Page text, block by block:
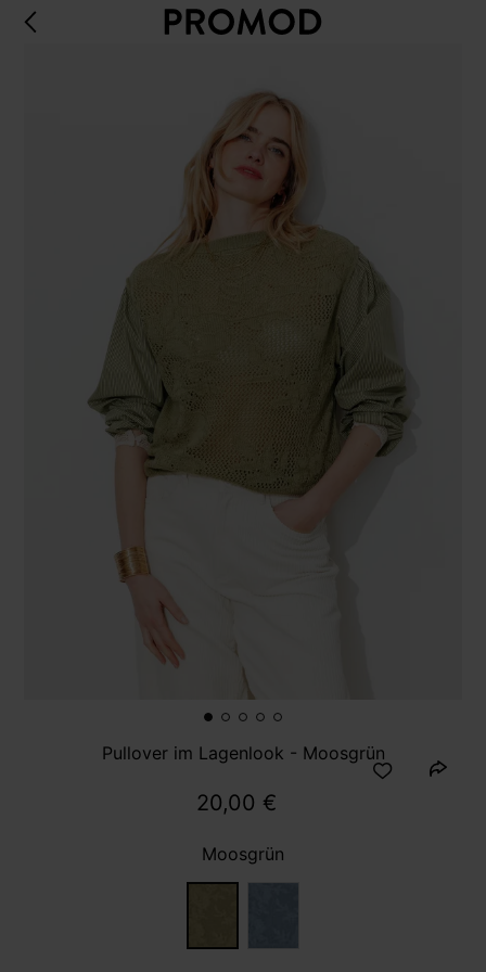
Pullover im Lagenlook - Moosgrün
20,00 €
Moosgrün